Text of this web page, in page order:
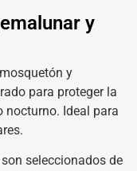
y
y
para proteger la
nocturno. Ideal para
seleccionados de